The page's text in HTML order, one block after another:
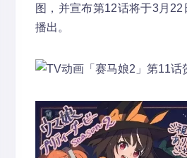
图，并宣布第12话将于3月
播出。